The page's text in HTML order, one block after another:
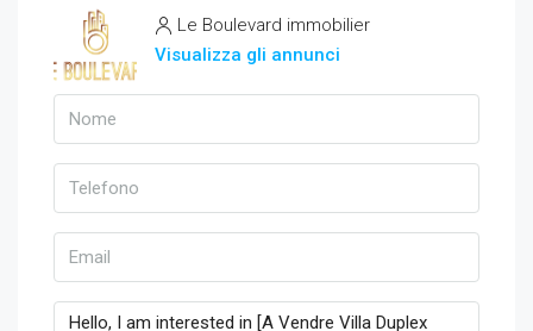
Le Boulevard immobilier
Visualizza gli annunci